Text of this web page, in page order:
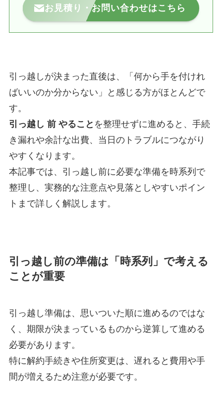
お見積り・お問い合わせはこちら
引っ越しが決まった直後は、「何から手を付けれ
ばいいのか分からない」と感じる方がほとんどで
す。
引っ越し 前 やること を整理せずに進めると、手続
き漏れや余計な出費、当日のトラブルにつながり
やすくなります。
本記事では、引っ越し前に必要な準備を時系列で
整理し、実務的な注意点や見落としやすいポイン
トまで詳しく解説します。
引っ越し前の準備は「時系列」で考える
ことが重要
引っ越し準備は、思いついた順に進めるのではな
く、期限が決まっているものから逆算して進める
必要があります。
特に解約手続きや住所変更は、遅れると費用や手
間が増えるため注意が必要です。